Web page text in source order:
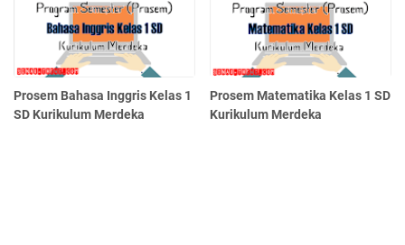
Prosem Bahasa Inggris Kelas 1
SD Kurikulum Merdeka
Prosem Matematika Kelas 1 SD
Kurikulum Merdeka